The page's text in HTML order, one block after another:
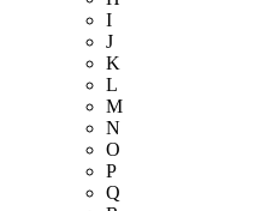
I
J
K
L
M
N
O
P
Q